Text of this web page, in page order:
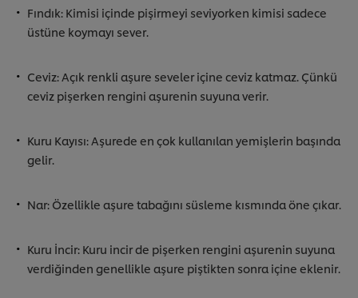
Fındık: Kimisi içinde pişirmeyi seviyorken kimisi sadece
üstüne koymayı sever.
Ceviz: Açık renkli aşure seveler içine ceviz katmaz. Çünkü
ceviz pişerken rengini aşurenin suyuna verir.
Kuru Kayısı: Aşurede en çok kullanılan yemişlerin başında
gelir.
Nar: Özellikle aşure tabağını süsleme kısmında öne çıkar.
Kuru İncir: Kuru incir de pişerken rengini aşurenin suyuna
verdiğinden genellikle aşure piştikten sonra içine eklenir.